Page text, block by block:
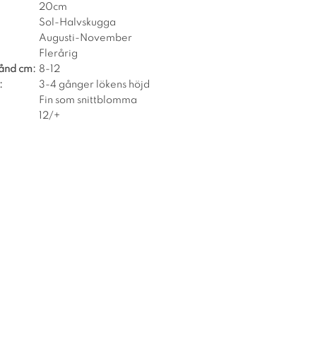
20cm
Sol-Halvskugga
Augusti-November
Flerårig
cm: 8-12
3-4 gånger lökens höjd
Fin som snittblomma
12/+